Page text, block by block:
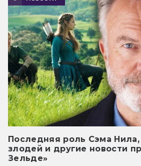
Последняя роль Сэма Нила,
злодей и другие новости
Зельде»